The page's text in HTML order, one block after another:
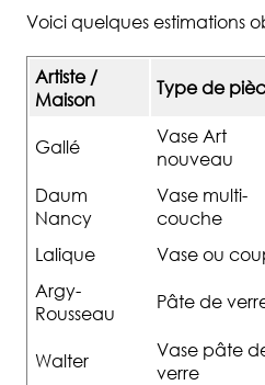
Voici quelques estimations
Artiste /
Maison
Type de
Gallé
Vase Art
nouveau
Daum
Nancy
Vase multi-
couche
Lalique Vase ou
Argy-
Rousseau
Pâte de
Walter
Vase pâte
verre